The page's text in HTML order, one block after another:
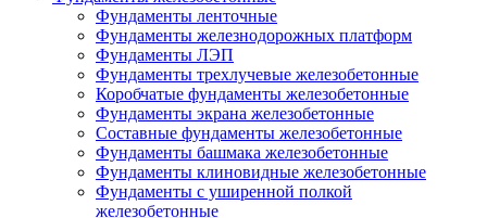
Фундаменты ленточные
Фундаменты железнодорожных платформ
Фундаменты ЛЭП
Фундаменты трехлучевые железобетонные
Коробчатые фундаменты железобетонные
Фундаменты экрана железобетонные
Составные фундаменты железобетонные
Фундаменты башмака железобетонные
Фундаменты клиновидные железобетонные
Фундаменты с уширенной полкой
железобетонные